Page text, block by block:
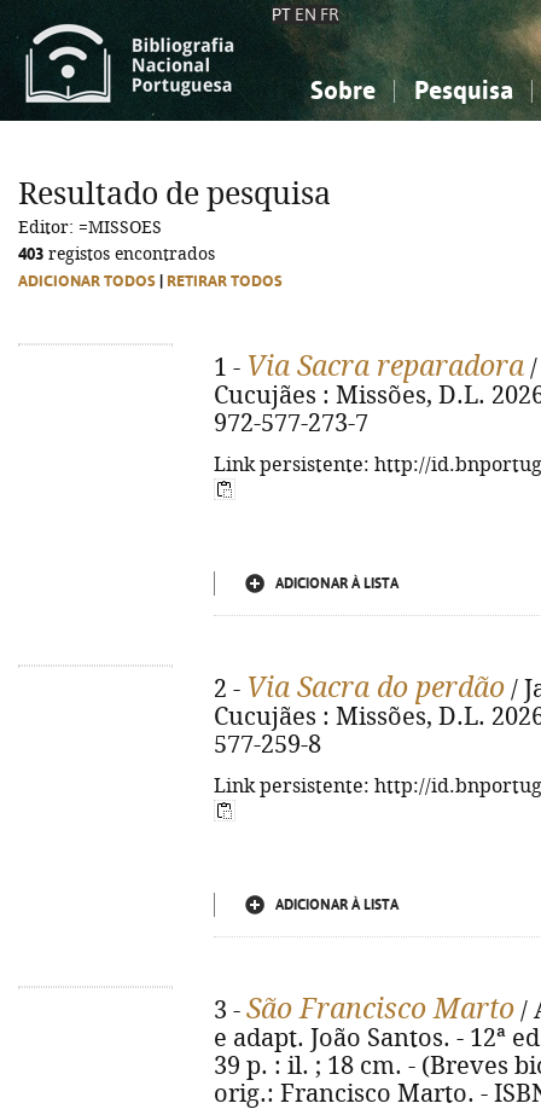
PT EN FR
Sobre Pesquisa
Ciências sociais...
Ciências sociais...
Resultado de pesquisa
Editor: =MISSOES
403 registos encontrados
ADICIONAR TODOS RETIRAR TODOS
1 - Via Sacra reparadora
Cucujães : Missões, D.L.
972-577-273-7
Link persistente: http://
ADICIONAR À LISTA
2 - Via Sacra do perdão /
Cucujães : Missões, D.L.
577-259-8
Link persistente: http://
ADICIONAR À LISTA
3 - São Francisco Marto /
e adapt. João Santos. - 12ª
39 p. : il. ; 18 cm. - (Breves
orig.: Francisco Marto. -